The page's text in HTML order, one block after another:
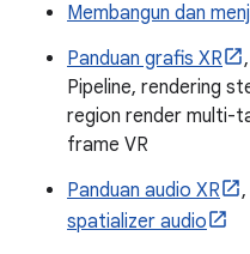
Membangun dan
Panduan grafis XR
Pipeline, rendering
region render multi-
frame VR
Panduan audio XR
spatializer audio